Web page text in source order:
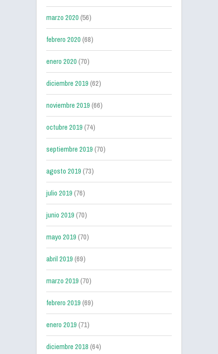
marzo 2020(56)
febrero 2020(68)
enero 2020(70)
diciembre 2019(62)
noviembre 2019(66)
octubre 2019(74)
septiembre 2019(70)
agosto 2019(73)
julio 2019(76)
junio 2019(70)
mayo 2019(70)
abril 2019(69)
marzo 2019(70)
febrero 2019(69)
enero 2019(71)
diciembre 2018(64)